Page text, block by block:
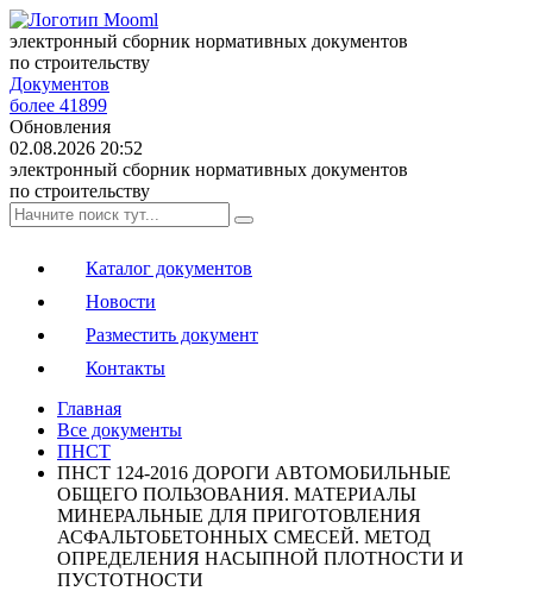
электронный сборник нормативных документов
по строительству
Документов
более 41899
Обновления
02.08.2026 20:52
электронный сборник нормативных документов
по строительству
Каталог документов
Новости
Разместить документ
Контакты
Главная
Все документы
ПНСТ
ПНСТ 124-2016 ДОРОГИ АВТОМОБИЛЬНЫЕ
ОБЩЕГО ПОЛЬЗОВАНИЯ. МАТЕРИАЛЫ
МИНЕРАЛЬНЫЕ ДЛЯ ПРИГОТОВЛЕНИЯ
АСФАЛЬТОБЕТОННЫХ СМЕСЕЙ. МЕТОД
ОПРЕДЕЛЕНИЯ НАСЫПНОЙ ПЛОТНОСТИ И
ПУСТОТНОСТИ